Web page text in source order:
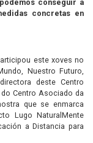
conseguir a
concretas en
este xoves no
Nuestro Futuro,
deste Centro
Centro Asociado da
que se enmarca
Lugo NaturalMente
a Distancia para